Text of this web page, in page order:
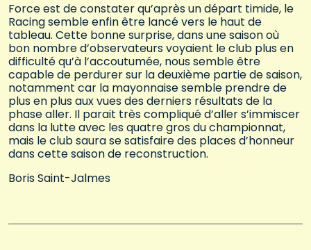
Force est de constater qu’après un départ timide, le
Racing semble enfin être lancé vers le haut de
tableau. Cette bonne surprise, dans une saison où
bon nombre d’observateurs voyaient le club plus en
difficulté qu’à l’accoutumée, nous semble être
capable de perdurer sur la deuxième partie de saison,
notamment car la mayonnaise semble prendre de
plus en plus aux vues des derniers résultats de la
phase aller. Il parait très compliqué d’aller s’immiscer
dans la lutte avec les quatre gros du championnat,
mais le club saura se satisfaire des places d’honneur
dans cette saison de reconstruction.
Boris Saint-Jalmes